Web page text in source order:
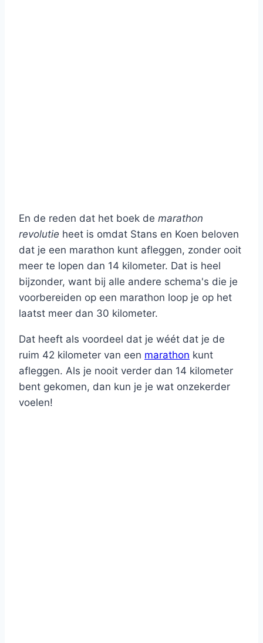
En de reden dat het boek de marathon
revolutie heet is omdat Stans en Koen beloven
dat je een marathon kunt afleggen, zonder ooit
meer te lopen dan 14 kilometer. Dat is heel
bijzonder, want bij alle andere schema's die je
voorbereiden op een marathon loop je op het
laatst meer dan 30 kilometer.
Dat heeft als voordeel dat je wéét dat je de
ruim 42 kilometer van een marathon kunt
afleggen. Als je nooit verder dan 14 kilometer
bent gekomen, dan kun je je wat onzekerder
voelen!